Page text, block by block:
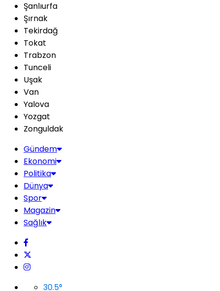
Şanlıurfa
Şırnak
Tekirdağ
Tokat
Trabzon
Tunceli
Uşak
Van
Yalova
Yozgat
Zonguldak
Gündem
Ekonomi
Politika
Dünya
Spor
Magazin
Sağlık
30.5°